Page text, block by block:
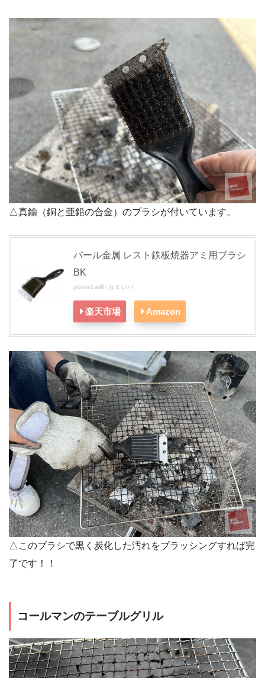
△真鍮（銅と亜鉛の合金）のブラシが付いています。
パール金属 レスト鉄板焼器アミ用ブラシ
BK
posted with カエレバ
楽天市場 Amazon
△このブラシで黒く炭化した汚れをブラッシングすれば完
了です！！
コールマンのテーブルグリル